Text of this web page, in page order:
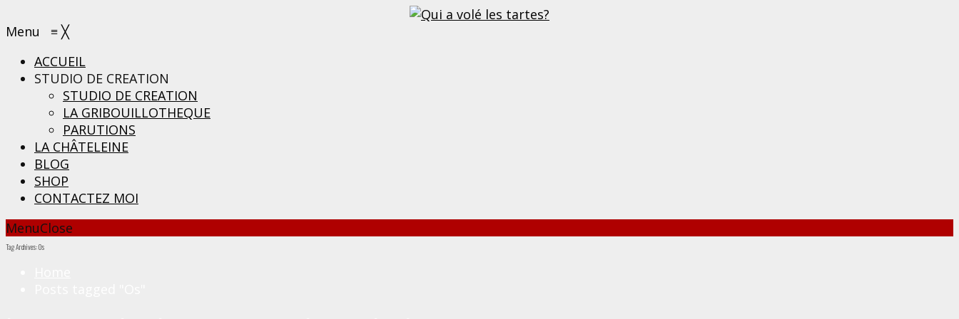
Menu ≡ ╳
ACCUEIL
STUDIO DE CREATION
STUDIO DE CREATION
LA GRIBOUILLOTHEQUE
PARUTIONS
LA CHÂTELEINE
BLOG
SHOP
CONTACTEZ MOI
MenuClose
Tag Archives: Os